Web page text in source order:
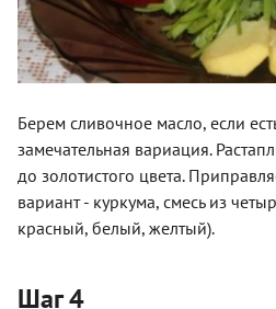
Берем сливочное масло, если
замечательная вариация.
до золотистого цвета.
вариант - куркума, смесь из
красный, белый, желтый).
Шаг 4